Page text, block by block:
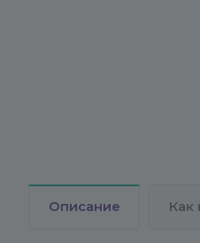
Описание Как